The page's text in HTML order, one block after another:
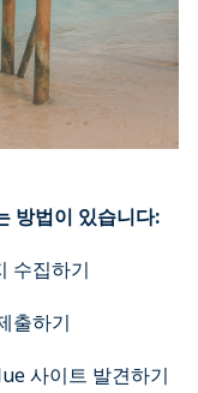
방법이 있습니다:
수집하기
출하기
사이트 발견하기